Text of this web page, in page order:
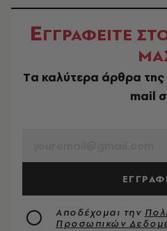
ΕΓΓΡΑΦΕΙΤΕ
Tα καλύτερα άρθρα της
mail
Αποδέχομαι την
Προσωπικών